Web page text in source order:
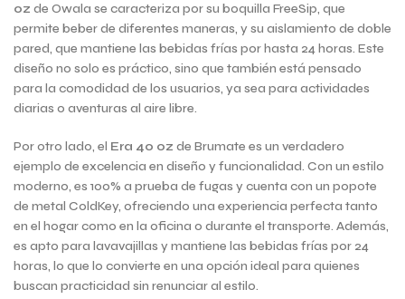
oz de Owala se caracteriza por su boquilla FreeSip, que
permite beber de diferentes maneras, y su aislamiento de doble
pared, que mantiene las bebidas frías por hasta 24 horas. Este
diseño no solo es práctico, sino que también está pensado
para la comodidad de los usuarios, ya sea para actividades
diarias o aventuras al aire libre.
Por otro lado, el Era 40 oz de Brumate es un verdadero
ejemplo de excelencia en diseño y funcionalidad. Con un estilo
moderno, es 100% a prueba de fugas y cuenta con un popote
de metal ColdKey, ofreciendo una experiencia perfecta tanto
en el hogar como en la oficina o durante el transporte. Además,
es apto para lavavajillas y mantiene las bebidas frías por 24
horas, lo que lo convierte en una opción ideal para quienes
buscan practicidad sin renunciar al estilo.